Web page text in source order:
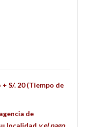
S/. 20 (Tiempo de
de
localidad y el pago